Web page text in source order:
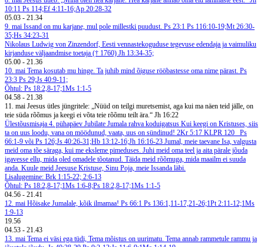
10:11 Ps 114;Ef 4:11-16;Ap 20:28-32
05.03 - 21.34
9. mai Issand on mu karjane, mul pole millestki puudust. Ps 23:1 Ps 116:10-19;Mt 26:30-
35;Hs 34:23-31
Nikolaus Ludwig von Zinzendorf, Eesti vennastekoguduse tegevuse edendaja ja vaimuliku
kirjanduse väljaandmise toetaja († 1760) Jh 13:34-35;
05.00 - 21.36
10. mai Tema kosutab mu hinge. Ta juhib mind õiguse rööbastesse oma nime pärast. Ps
23:3 Ps 29;Js 40:9-11;
Õhtul: Ps 18:2,8-17;1Ms 1:1-5
04.58 - 21.38
11. mai Jeesus ütles jüngritele: „Nüüd on teilgi muretsemist, aga kui ma näen teid jälle, on
teie süda rõõmus ja keegi ei võta teie rõõmu teilt ära.“ Jh 16:22
Ülestõusmisaja 4. pühapäev Jubilate Jumala rahva koduigatsus Kui keegi on Kristuses, siis
ta on uus loodu, vana on möödunud, vaata, uus on sündinud! 2Kr 5:17 KLPR 120
Ps
66:1-9 või Ps 126;Js 40:26-31;Hb 13:12-16;Jh 16:16-23 Jumal, meie taevane Isa, valgusta
meid oma tõe säraga, kui me eksleme pimeduses. Juhi meid oma teel ja aita pärale jõuda
igavesse ellu, mida oled omadele tõotanud. Täida meid rõõmuga, mida maailm ei suuda
anda. Kuule meid Jeesuse Kristuse, Sinu Poja, meie Issanda läbi.
Lisalugemine: Brk 1:15-22; 2:6-13
Õhtul: Ps 18:2,8-17;1Ms 1:6-8;Ps 18:2,8-17;1Ms 1:1-5
04.56 - 21.41
12. mai Hõisake Jumalale, kõik ilmamaa! Ps 66:1 Ps 136:1,11-17,21-26;1Pt 2:11-12;1Ms
1:9-13
19.56
04.53 - 21.43
13. mai Tema ei väsi ega tüdi, Tema mõistus on uurimatu. Tema annab rammetule rammu ja